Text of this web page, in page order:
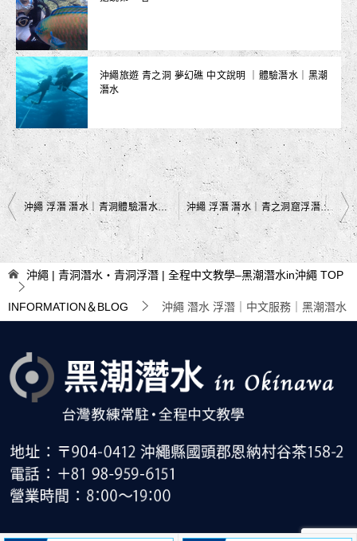
沖繩旅遊 青之洞 夢幻礁 中文說明 ｜體驗潛水｜黑潮
潛水
文
章
導
覽
沖繩 浮潛 潛水｜青洞體驗潛水｜黑潮潛水 沖繩 浮潛 潛水｜青之洞窟浮潛＋體驗潛水｜黑潮潛水
沖繩 | 青洞潛水・青洞浮潛 | 全程中文教學–黑潮潛水in沖繩 TOP
INFORMATION＆BLOG 沖繩 潛水 浮潛｜中文服務｜黑潮潛水